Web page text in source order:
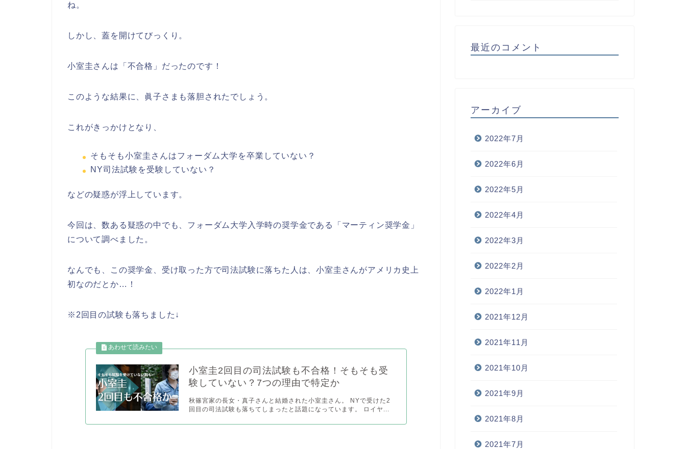
ね。
しかし、蓋を開けてびっくり。
小室圭さんは「不合格」だったのです！
このような結果に、眞子さまも落胆されたでしょう。
これがきっかけとなり、
そもそも小室圭さんはフォーダム大学を卒業していない？
NY司法試験を受験していない？
などの疑惑が浮上しています。
今回は、数ある疑惑の中でも、フォーダム大学入学時の奨学金である「マーティン奨学金」
について調べました。
なんでも、この奨学金、受け取った方で司法試験に落ちた人は、小室圭さんがアメリカ史上
初なのだとか…！
※2回目の試験も落ちました↓
小室圭2回目の司法試験も不合格！そもそも受
験していない？7つの理由で特定か
秋篠宮家の長女・真子さんと結婚された小室圭さん。 NYで受けた2
回目の司法試験も落ちてしまったと話題になっています。 ロイヤ...
最近のコメント
アーカイブ
2022年7月
2022年6月
2022年5月
2022年4月
2022年3月
2022年2月
2022年1月
2021年12月
2021年11月
2021年10月
2021年9月
2021年8月
2021年7月